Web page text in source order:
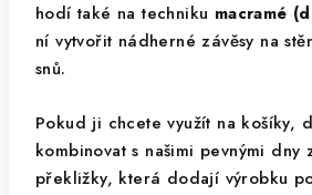
hodí také na techniku macramé
ní vytvořit nádherné závěsy na
snů.
Pokud ji chcete využít na košíky,
kombinovat s našimi pevnými dny
překližky, která dodají výrobku